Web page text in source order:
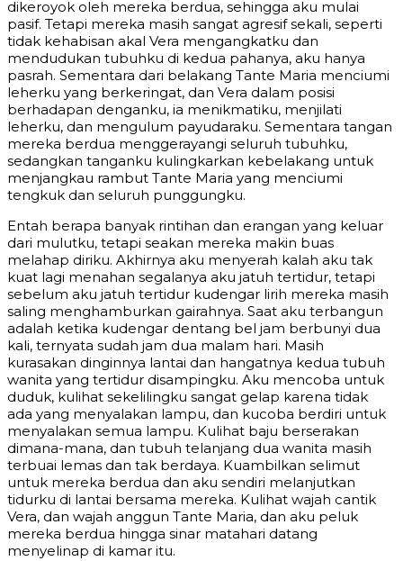
dikeroyok oleh mereka berdua, sehingga aku mulai
pasif. Tetapi mereka masih sangat agresif sekali, seperti
tidak kehabisan akal Vera mengangkatku dan
mendudukan tubuhku di kedua pahanya, aku hanya
pasrah. Sementara dari belakang Tante Maria menciumi
leherku yang berkeringat, dan Vera dalam posisi
berhadapan denganku, ia menikmatiku, menjilati
leherku, dan mengulum payudaraku. Sementara tangan
mereka berdua menggerayangi seluruh tubuhku,
sedangkan tanganku kulingkarkan kebelakang untuk
menjangkau rambut Tante Maria yang menciumi
tengkuk dan seluruh punggungku.
Entah berapa banyak rintihan dan erangan yang keluar
dari mulutku, tetapi seakan mereka makin buas
melahap diriku. Akhirnya aku menyerah kalah aku tak
kuat lagi menahan segalanya aku jatuh tertidur, tetapi
sebelum aku jatuh tertidur kudengar lirih mereka masih
saling menghamburkan gairahnya. Saat aku terbangun
adalah ketika kudengar dentang bel jam berbunyi dua
kali, ternyata sudah jam dua malam hari. Masih
kurasakan dinginnya lantai dan hangatnya kedua tubuh
wanita yang tertidur disampingku. Aku mencoba untuk
duduk, kulihat sekelilingku sangat gelap karena tidak
ada yang menyalakan lampu, dan kucoba berdiri untuk
menyalakan semua lampu. Kulihat baju berserakan
dimana-mana, dan tubuh telanjang dua wanita masih
terbuai lemas dan tak berdaya. Kuambilkan selimut
untuk mereka berdua dan aku sendiri melanjutkan
tidurku di lantai bersama mereka. Kulihat wajah cantik
Vera, dan wajah anggun Tante Maria, dan aku peluk
mereka berdua hingga sinar matahari datang
menyelinap di kamar itu.